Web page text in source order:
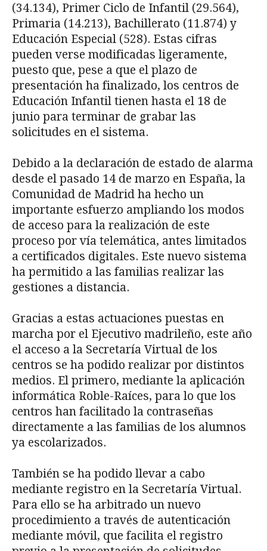
(34.134), Primer Ciclo de Infantil (29.564),
Primaria (14.213), Bachillerato (11.874) y
Educación Especial (528). Estas cifras
pueden verse modificadas ligeramente,
puesto que, pese a que el plazo de
presentación ha finalizado, los centros de
Educación Infantil tienen hasta el 18 de
junio para terminar de grabar las
solicitudes en el sistema.
Debido a la declaración de estado de alarma
desde el pasado 14 de marzo en España, la
Comunidad de Madrid ha hecho un
importante esfuerzo ampliando los modos
de acceso para la realización de este
proceso por vía telemática, antes limitados
a certificados digitales. Este nuevo sistema
ha permitido a las familias realizar las
gestiones a distancia.
Gracias a estas actuaciones puestas en
marcha por el Ejecutivo madrileño, este año
el acceso a la Secretaría Virtual de los
centros se ha podido realizar por distintos
medios. El primero, mediante la aplicación
informática Roble-Raíces, para lo que los
centros han facilitado la contraseñas
directamente a las familias de los alumnos
ya escolarizados.
También se ha podido llevar a cabo
mediante registro en la Secretaría Virtual.
Para ello se ha arbitrado un nuevo
procedimiento a través de autenticación
mediante móvil, que facilita el registro